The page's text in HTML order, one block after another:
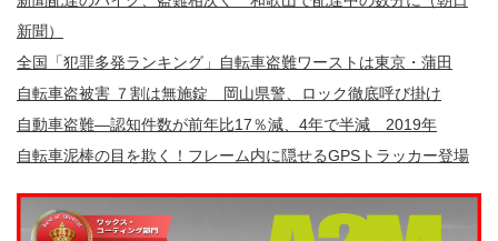
新聞）
全国「犯罪多発ランキング」自転車盗難ワーストは東京・蒲田
自転車盗被害 ７割は無施錠 岡山県警、ロック徹底呼び掛け
自動車盗難—認知件数が前年比17％減、4年で半減 2019年
自転車泥棒の目を欺く！フレーム内に隠せるGPSトラッカー登場